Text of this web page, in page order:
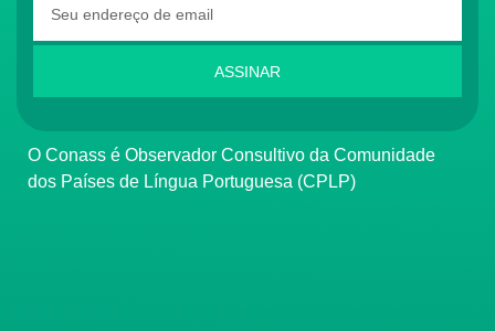
ASSINAR
O Conass é Observador Consultivo da Comunidade
dos Países de Língua Portuguesa (CPLP)